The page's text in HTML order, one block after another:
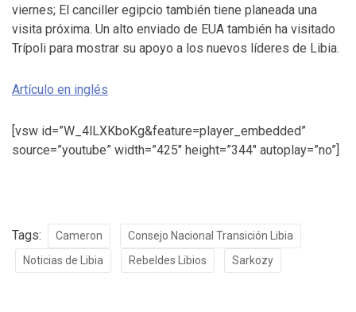
viernes; El canciller egipcio también tiene planeada una
visita próxima. Un alto enviado de EUA también ha visitado
Trípoli para mostrar su apoyo a los nuevos líderes de Libia.
Artículo en inglés
[vsw id=”W_4lLXKboKg&feature=player_embedded”
source=”youtube” width=”425″ height=”344″ autoplay=”no”]
Tags: Cameron
Consejo Nacional Transición Libia
Noticias de Libia
Rebeldes Libios Sarkozy